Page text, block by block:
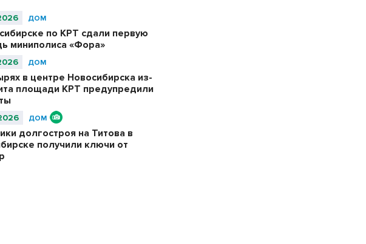
ДОМ
по КРТ сдали первую
миниполиса «Фора»
ДОМ
в центре Новосибирска из-
площади КРТ предупредили
ДОМ
долгостроя на Титова в
получили ключи от